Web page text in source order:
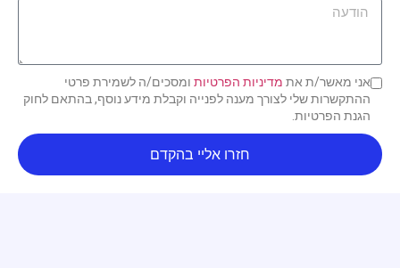
אני מאשר/ת את מדיניות הפרטיות ומסכים/ה לשמירת פרטי
ההתקשרות שלי לצורך מענה לפנייה וקבלת מידע נוסף, בהתאם לחוק
הגנת הפרטיות.
חזרו אליי בהקדם